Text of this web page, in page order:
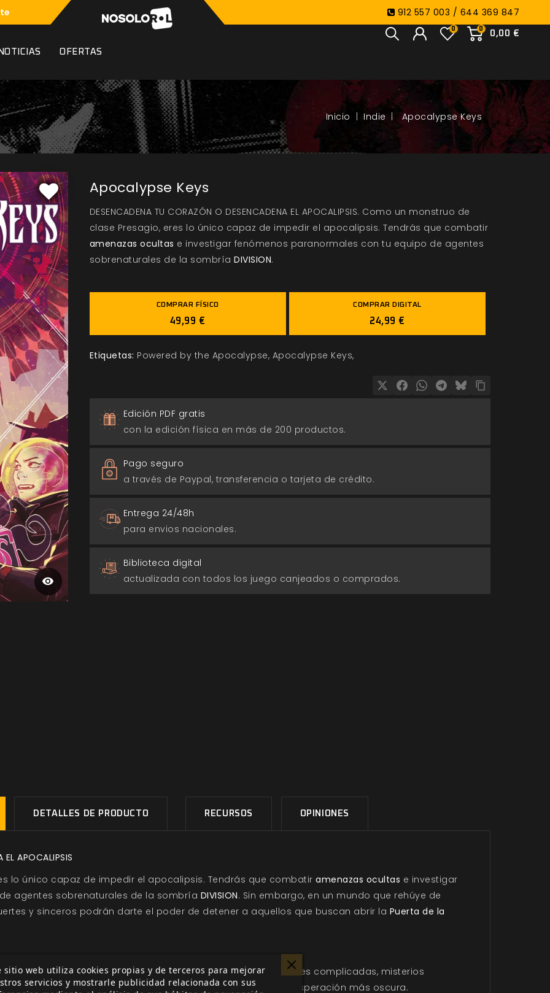
912 557 003 / 644 369 847
0
0,00 €
0
OFERTAS
Indie Apocalypse Keys
Apocalypse Keys
DESENCADENA TU CORAZÓN O DESENCADENA EL APOCALIPSIS. Como un monstruo de
clase Presagio, eres lo único capaz de impedir el apocalipsis. Tendrás que combatir
amenazas ocultas e investigar fenómenos paranormales con tu equipo de agentes
sobrenaturales de la sombríaDIVISION.
COMPRAR FÍSICO
49,99 €
COMPRAR DIGITAL
24,99 €
Etiquetas: Powered by the Apocalypse Apocalypse Keys
Edición PDF gratis
con la edición física en más de 200 productos.
Pago seguro
a través de Paypal, transferencia o tarjeta de crédito.
Entrega 24/48h
para envios nacionales.
Biblioteca digital
actualizada con todos los juego canjeados o comprados.
DETALLES DE PRODUCTO RECURSOS OPINIONES
APOCALIPSIS
lo único capaz de impedir el apocalipsis. Tendrás que combatir amenazas ocultas e investigar
agentes sobrenaturales de la sombría DIVISION. Sin embargo, en un mundo que rehúye de
y sinceros podrán darte el poder de detener a aquellos que buscan abrir la Puerta de la
el amor y el poder. Explora conexiones emocionales, relaciones complicadas, misterios
y la luz de la esperanza más brillante en la desesperación más oscura.
sitio web utiliza cookies propias y de terceros para mejorar
servicios y mostrarle publicidad relacionada con sus